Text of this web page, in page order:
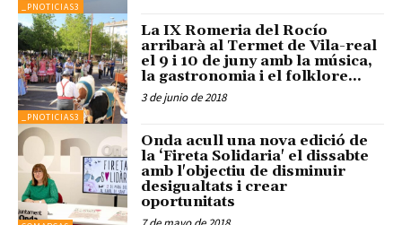
_PNOTICIAS3
_PNOTICIAS3
La IX Romeria del Rocío
arribarà al Termet de Vila-real
el 9 i 10 de juny amb la música,
la gastronomia i el folklore...
3 de junio de 2018
Onda acull una nova edició de
la ‘Fireta Solidaria' el dissabte
amb l'objectiu de disminuir
desigualtats i crear
oportunitats